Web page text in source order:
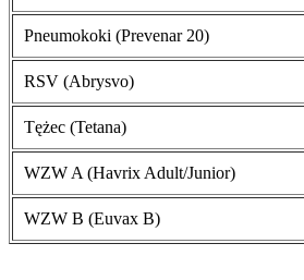
Pneumokoki (Prevenar 20)
RSV (Abrysvo)
Tężec (Tetana)
WZW A (Havrix Adult/Junior)
WZW B (Euvax B)